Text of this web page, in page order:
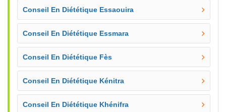
Conseil En Diététique Essaouira
Conseil En Diététique Essmara
Conseil En Diététique Fès
Conseil En Diététique Kénitra
Conseil En Diététique Khénifra